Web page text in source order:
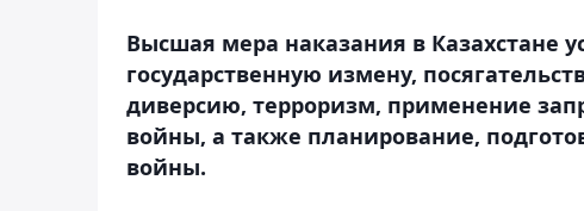
Высшая мера наказания в Казахстане
государственную измену,
диверсию, терроризм, применение
войны, а также планирование,
войны.